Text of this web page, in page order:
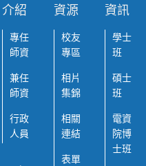
介紹
專任
師資
兼任
師資
行政
人員
資源
校友
專區
相片
集錦
相關
連結
表單
資訊
學士
班
碩士
班
電資
院博
士班